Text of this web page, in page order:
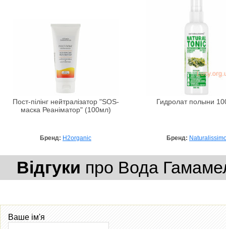
Пост-пілінг нейтралізатор "SOS-
маска Реаніматор" (100мл)
Бренд: H2organic
Гидролат полыни
Бренд:
Відгуки про Вода
Ваше ім'я